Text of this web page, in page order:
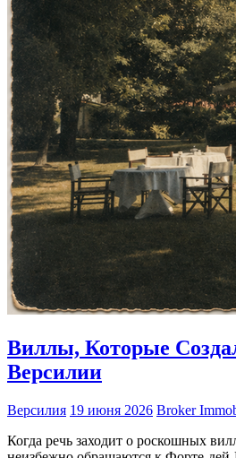
Виллы, Которые
Версилии
Версилия 19 июня 2026 Broker
Когда речь заходит о роскошных